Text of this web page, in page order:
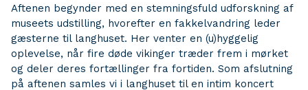
Aftenen begynder med en stemningsfuld udforskning af
museets udstilling, hvorefter en fakkelvandring leder
gæsterne til langhuset. Her venter en (u)hyggelig
oplevelse, når fire døde vikinger træder frem i mørket
og deler deres fortællinger fra fortiden. Som afslutning
på aftenen samles vi i langhuset til en intim koncert